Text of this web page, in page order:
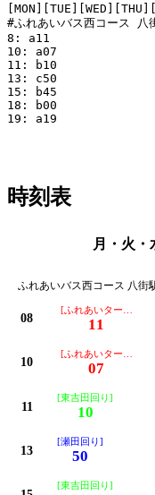
#ふれあいバス西コース 八
8: a11
10: a07
11: b10
13: c50
15: b45
18: b00
19: a19
時刻表
月・火・
ふれあいバス西コース 八街
08
[ふれあいターミナル
11
10
[ふれあいターミナル
07
11
[東吉田回り]
10
13
[瀬田回り]
50
[東吉田回り]